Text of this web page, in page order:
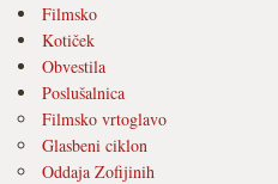
Filmsko
Kotiček
Obvestila
Poslušalnica
Filmsko vrtoglavo
Glasbeni ciklon
Oddaja Zofijinih